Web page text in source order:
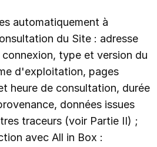
automatiquement à
du Site : adresse
type et version du
d'exploitation, pages
heure de consultation, durée
données issues
traceurs (voir Partie II) ;
avec All in Box :